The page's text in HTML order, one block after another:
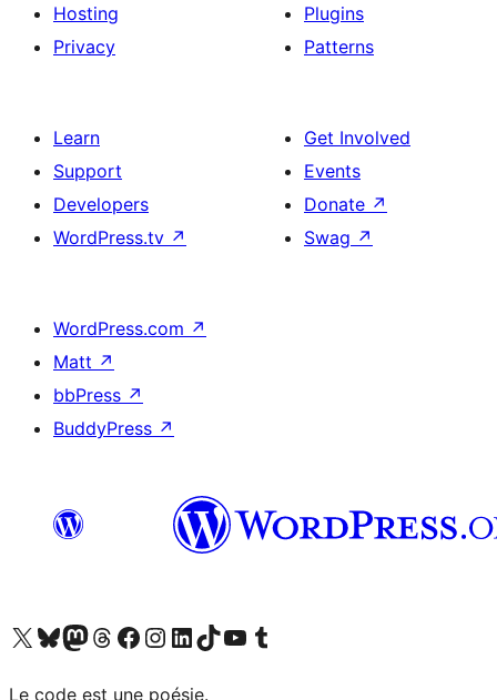
Hosting
Privacy
Plugins
Patterns
Learn
Support
Developers
WordPress.tv ↗
Get Involved
Events
Donate ↗
Swag ↗
WordPress.com ↗
Matt ↗
bbPress ↗
BuddyPress ↗
Visit our X (formerly Twitter) account
Visit our Bluesky account
Visit our Mastodon account
Visit our Threads account
Visit our Facebook page
Visit our Instagram account
Visit our LinkedIn account
Visit our TikTok account
Visit our YouTube channel
Visit our Tumblr account
Le code est une poésie.